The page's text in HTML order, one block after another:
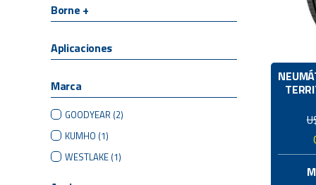
Borne +
Aplicaciones
Marca
GOODYEAR (2)
KUMHO (1)
WESTLAKE (1)